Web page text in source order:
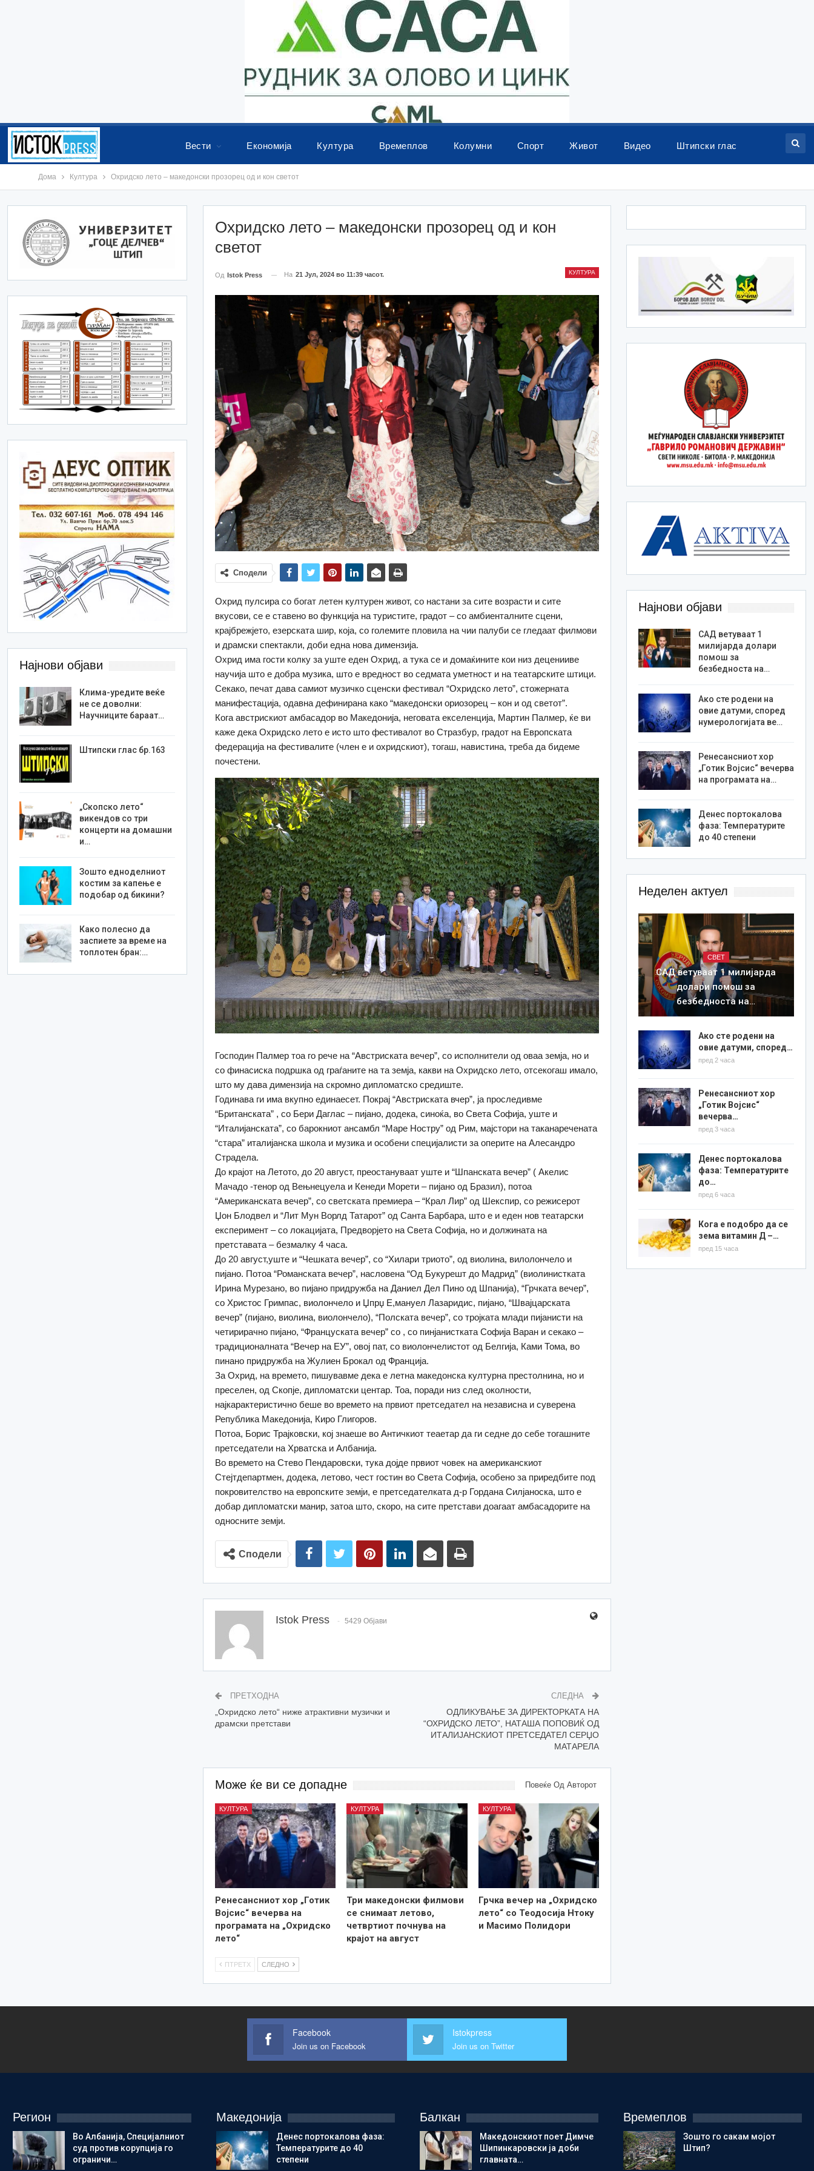
Вести Економија Култура Времеплов Колумни Спорт Живот Видео Штипски глас
Дома Култура Охридско лето – македонски прозорец од и кон светот
Охридско лето – македонски прозорец од и кон
светот
КУЛТУРА
Од Istok Press На 21 Јул, 2024 во 11:39 часот.
Сподели
Охрид пулсира со богат летен културен живот, со настани за сите возрасти и сите
вкусови, се е ставено во функција на туристите, градот – со амбиенталните сцени,
крајбрежјето, езерската шир, која, со големите пловила на чии палуби се гледаат филмови
и драмски спектакли, доби една нова димензија.
Охрид има гости колку за уште еден Охрид, а тука се и домаќините кои низ деценииве
научија што е добра музика, што е вредност во седмата уметност и на театарските штици.
Секако, печат дава самиот музичко сценски фестивал “Охридско лето”, стожерната
манифестација, одавна дефинирана како “македонски ориозорец – кон и од светот”.
Кога австрискиот амбасадор во Македонија, неговата екселенција, Мартин Палмер, ќе ви
каже дека Охридско лето е исто што фестивалот во Стразбур, градот на Европската
федерација на фестивалите (член е и охридскиот), тогаш, навистина, треба да бидеме
почестени.
Господин Палмер тоа го рече на “Австриската вечер”, со исполнители од оваа земја, но и
со финасиска подршка од граѓаните на та земја, какви на Охридско лето, отсекогаш имало,
што му дава димензија на скромно дипломатско средиште.
Годинава ги има вкупно единаесет. Покрај “Австриската вчер”, ја проследивме
“Британската” , со Бери Даглас – пијано, додека, синоќа, во Света Софија, уште и
“Италијанската”, со барокниот ансамбл “Маре Ностру” од Рим, мајстори на таканаречената
“стара” италијанска школа и музика и особени специјалисти за оперите на Алесандро
Страдела.
До крајот на Летото, до 20 август, преостануваат уште и “Шпанската вечер” ( Акелис
Мачадо -тенор од Вењнецуела и Кенеди Морети – пијано од Бразил), потоа
“Американската вечер”, со светската премиера – “Крал Лир” од Шекспир, со режисерот
Џон Блодвел и “Лит Мун Ворлд Татарот” од Санта Барбара, што е и еден нов театарски
експеримент – со локацијата, Предворјето на Света Софија, но и должината на
претставата – безмалку 4 часа.
До 20 август,уште и “Чешката вечер”, со “Хилари триото”, од виолина, вилолончело и
пијано. Потоа “Романската вечер”, насловена “Oд Букурешт до Мадрид” (виолинистката
Ирина Мурезано, во пијано придружба на Даниел Дел Пино од Шпанија), “Грчката вечер”,
со Христос Гримпас, виолончело и Џпрџ Е,мануел Лазаридис, пијано, “Швајцарската
вечер” (пијано, виолина, виолончело), “Полската вечер”, со тројката млади пијанисти на
четирирачно пијано, “Француската вечер” со , со пинјанистката Софија Варан и секако –
традиционалната “Вечер на ЕУ”, овој пат, со виолончелистот од Белгија, Ками Тома, во
пинано придружба на Жулиен Брокал од Франција.
За Охрид, на времето, пишувавме дека е летна македонска културна престолнина, но и
преселен, од Скопје, дипломатски центар. Тоа, поради низ след околности,
најкарактеристично беше во времето на првиот претседател на независна и суверена
Република Македонија, Киро Глигоров.
Потоа, Борис Трајковски, кој знаеше во Античкиот теаетар да ги седне до себе тогашните
претседатели на Хрватска и Албанија.
Во времето на Стево Пендаровски, тука дојде првиот човек на американскиот
Стејтдепартмен, додека, летово, чест гостин во Света Софија, особено за приредбите под
покровителство на европските земји, е претседателката д-р Гордана Силјаноска, што е
добар дипломатски манир, затоа што, скоро, на сите претстави доагаат амбасадорите на
односните земји.
Сподели
Istok Press 5429 Објави
ПРЕТХОДНА
„Охридско лето“ ниже атрактивни музички и
драмски претстави
СЛЕДНА
ОДЛИКУВАЊЕ ЗА ДИРЕКТОРКАТА НА
“ОХРИДСКО ЛЕТО”, НАТАША ПОПОВИЌ ОД
ИТАЛИЈАНСКИОТ ПРЕТСЕДАТЕЛ СЕРЏО
МАТАРЕЛА
Може ќе ви се допадне Повеќе Од Авторот
КУЛТУРА
Ренесансниот хор „Готик
Војсис“ вечерва на
програмата на „Охридско
лето“
КУЛТУРА
Три македонски филмови
се снимаат летово,
четвртиот почнува на
крајот на август
КУЛТУРА
Грчка вечер на „Охридско
лето“ со Теодосија Нтоку
и Масимо Полидори
ПТРЕТХ СЛЕДНО
Најнови објави
САД ветуваат 1
милијарда долари
помош за
безбедноста на…
Ако сте родени на
овие датуми, според
нумерологијата ве…
Ренесансниот хор
„Готик Војсис“ вечерва
на програмата на…
Денес портокалова
фаза: Температурите
до 40 степени
Неделен актуел
СВЕТ
САД ветуваат 1 милијарда
долари помош за
безбедноста на…
Ако сте родени на
овие датуми, според…
пред 2 часа
Ренесансниот хор
„Готик Војсис“
вечерва…
пред 3 часа
Денес портокалова
фаза: Температурите
до…
пред 6 часа
Кога е подобро да се
зема витамин Д –…
пред 15 часа
Најнови објави
Клима-уредите веќе
не се доволни:
Научниците бараат…
Штипски глас бр.163
„Скопско лето“
викендов со три
концерти на домашни
и…
Зошто едноделниот
костим за капење е
подобар од бикини?
Како полесно да
заспиете за време на
топлотен бран:…
Facebook
Join us on Facebook
Istokpress
Join us on Twitter
Регион
Во Албанија, Специјалниот
суд против корупција го
ограничи…
Македонија
Денес портокалова фаза:
Температурите до 40
степени
Балкан
Македонскиот поет Димче
Шипинкаровски ја доби
главната…
Времеплов
Зошто го сакам мојот
Штип?